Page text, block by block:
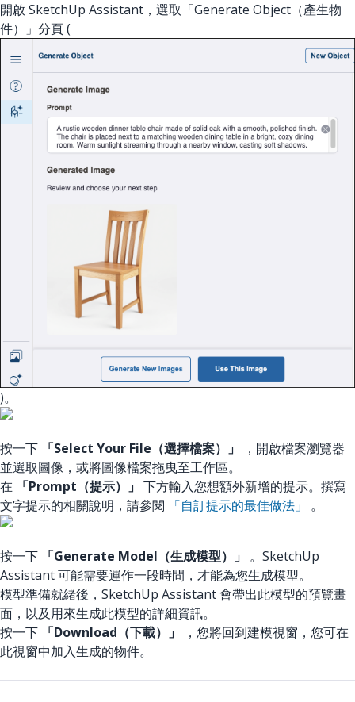
開啟 SketchUp Assistant，選取「Generate Object（產生物
件）」分頁 (
)。
按一下 「Select Your File（選擇檔案）」
，開啟檔案瀏覽器
並選取圖像，或將圖像檔案拖曳至工作區。
在
「Prompt（提示）」 下方輸入您想額外新增的提示。撰寫
文字提示的相關說明，請參閱
「自訂提示的最佳做法」 。
按一下 「Generate Model（生成模型）」 。SketchUp
Assistant 可能需要運作一段時間，才能為您生成模型。
模型準備就緒後，SketchUp Assistant 會帶出此模型的預覽畫
面，以及用來生成此模型的詳細資訊。
按一下 「Download（下載）」
，您將回到建模視窗，您可在
此視窗中加入生成的物件。